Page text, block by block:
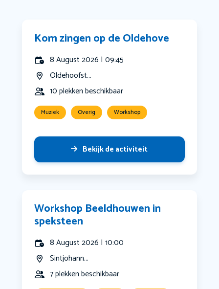
Kom zingen op de Oldehove
8 August 2026 | 09:45
Oldehoofst...
10 plekken beschikbaar
Muziek Overig Workshop
Bekijk de activiteit
Workshop Beeldhouwen in
speksteen
8 August 2026 | 10:00
Sintjohann...
7 plekken beschikbaar